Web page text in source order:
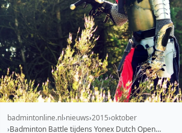
badmintonline.nl nieuws 2015 oktober
Badminton Battle tijdens Yonex Dutch Open…